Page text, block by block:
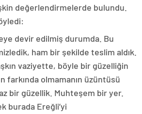
değerlendirmelerde bulundu.
devir edilmiş durumda. Bu
ham bir şekilde teslim aldık.
vaziyette, böyle bir güzelliğin
farkında olmamanın üzüntüsü
bir güzellik. Muhteşem bir yer.
burada Ereğli’yi